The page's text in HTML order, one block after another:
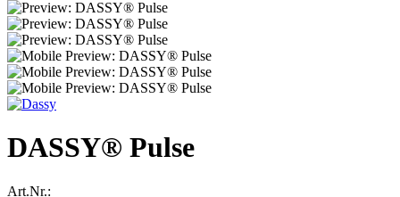
DASSY® Pulse
Art.Nr.: